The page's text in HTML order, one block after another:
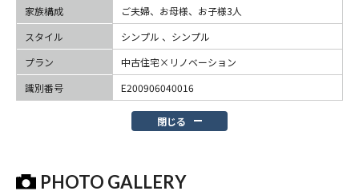
家族構成
ご夫婦、お母様、お子様3人
スタイル
シンプル 、シンプル
プラン
中古住宅×リノベーション
識別番号
E200906040016
閉じる
PHOTO GALLERY